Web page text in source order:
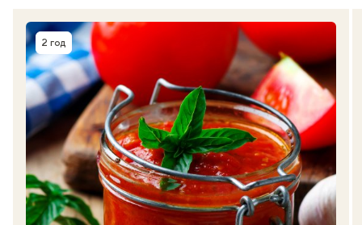
Час приготування
2 год